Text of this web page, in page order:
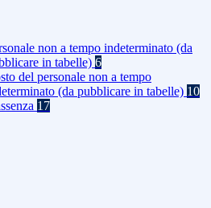
non a tempo indeterminato (da
in tabelle) 6
del personale non a tempo
(da pubblicare in tabelle) 10
17